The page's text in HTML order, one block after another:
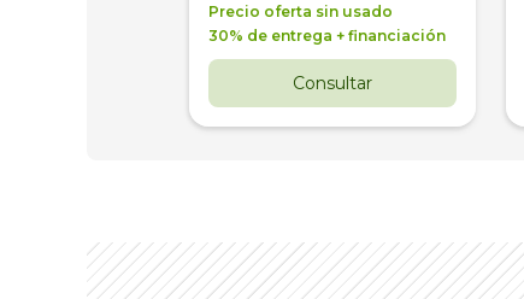
Precio oferta sin usado
30% de entrega + financiación
Consultar